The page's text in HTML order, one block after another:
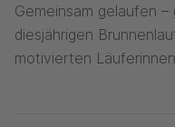
Gemeinsam gelaufen
diesjährigen
motivierten Läuferinnen